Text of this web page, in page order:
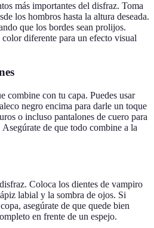
más importantes del disfraz. Toma
los hombros hasta la altura deseada.
que los bordes sean prolijos.
diferente para un efecto visual
combine con tu capa. Puedes usar
negro encima para darle un toque
o incluso pantalones de cuero para
de que todo combine a la
Coloca los dientes de vampiro
labial y la sombra de ojos. Si
asegúrate de que quede bien
en frente de un espejo.